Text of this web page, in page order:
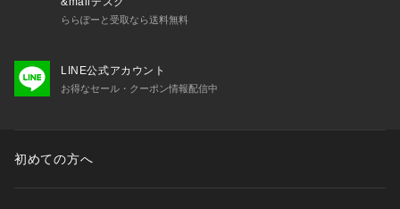
ららぽーと受取なら送料無料
LINE公式アカウント
お得なセール・クーポン情報配信中
初めての方へ